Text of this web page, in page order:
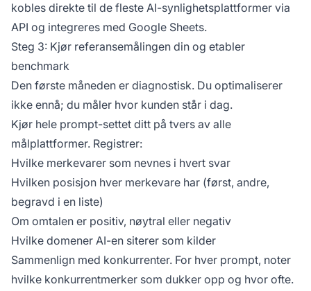
kobles direkte til de fleste AI-synlighetsplattformer via
API og integreres med Google Sheets.
Steg 3: Kjør referansemålingen din og etabler
benchmark
Den første måneden er diagnostisk. Du optimaliserer
ikke ennå; du måler hvor kunden står i dag.
Kjør hele prompt-settet ditt på tvers av alle
målplattformer. Registrer:
Hvilke merkevarer som nevnes i hvert svar
Hvilken posisjon hver merkevare har (først, andre,
begravd i en liste)
Om omtalen er positiv, nøytral eller negativ
Hvilke domener AI-en siterer som kilder
Sammenlign med konkurrenter. For hver prompt, noter
hvilke konkurrentmerker som dukker opp og hvor ofte.